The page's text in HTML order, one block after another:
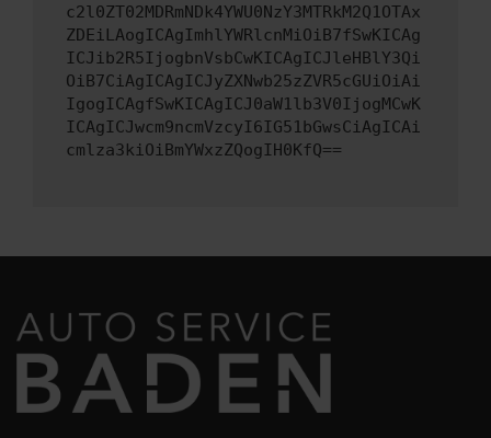
c2l0ZT02MDRmNDk4YWU0NzY3MTRkM2Q1OTAx
ZDEiLAogICAgImhlYWRlcnMiOiB7fSwKICAg
ICJib2R5IjogbnVsbCwKICAgICJleHBlY3Qi
OiB7CiAgICAgICJyZXNwb25zZVR5cGUiOiAi
IgogICAgfSwKICAgICJ0aW1lb3V0IjogMCwK
ICAgICJwcm9ncmVzcyI6IG51bGwsCiAgICAi
cmlza3kiOiBmYWxzZQogIH0KfQ==